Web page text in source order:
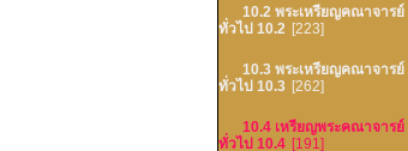
10.2 พระเหรียญคณาจารย์
ทั่วไป 10.2 [223]
10.3 พระเหรียญคณาจารย์
ทั่วไป 10.3 [262]
10.4 เหรียญพระคณาจารย์
ทั่วไป 10.4 [191]